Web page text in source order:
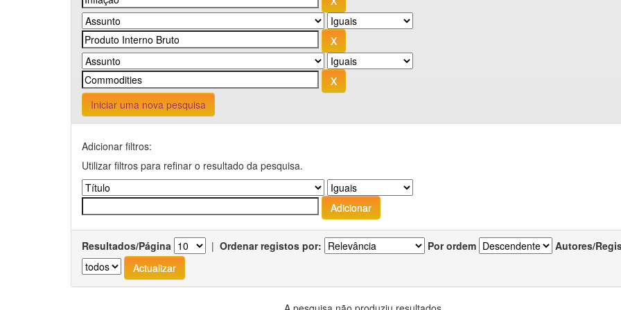
Iniciar uma nova pesquisa
Adicionar filtros:
Utilizar filtros para refinar o resultado da pesquisa.
Resultados/Página | Ordenar registos por: Por ordem Autores/